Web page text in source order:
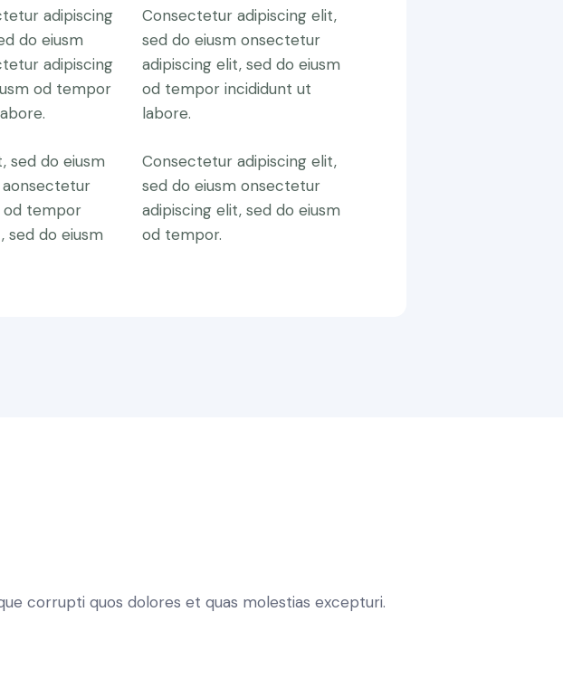
adipiscing
do eiusm
adipiscing
od tempor
sed do eiusm
od tempor
sed do eiusm
Consectetur adipiscing elit,
sed do eiusm onsectetur
adipiscing elit, sed do eiusm
od tempor incididunt ut
labore.
Consectetur adipiscing elit,
sed do eiusm onsectetur
adipiscing elit, sed do eiusm
od tempor.
corrupti quos dolores et quas molestias excepturi.